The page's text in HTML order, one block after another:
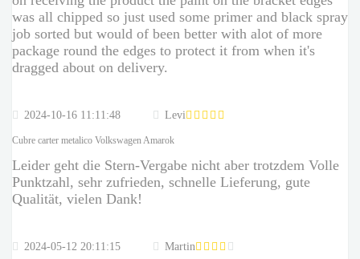
was all chipped so just used some primer and black spray
job sorted but would of been better with alot of more
package round the edges to protect it from when it's
dragged about on delivery.
2024-10-16 11:11:48 Levi
Cubre carter metalico Volkswagen Amarok
Leider geht die Stern-Vergabe nicht aber trotzdem Volle
Punktzahl, sehr zufrieden, schnelle Lieferung, gute
Qualität, vielen Dank!
2024-05-12 20:11:15 Martin